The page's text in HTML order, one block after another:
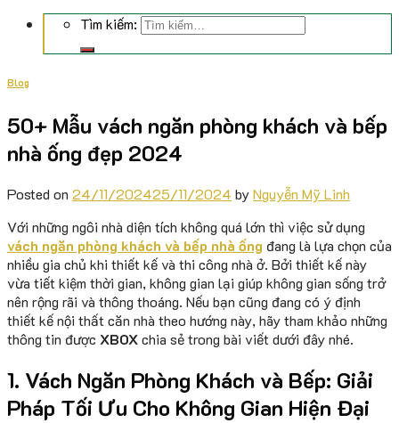
Tìm kiếm:
Blog
50+ Mẫu vách ngăn phòng khách và bếp
nhà ống đẹp 2024
Posted on 24/11/202425/11/2024 byNguyễn Mỹ Linh
Với những ngôi nhà diện tích không quá lớn thì việc sử dụng
vách ngăn phòng khách và bếp nhà ống đang là lựa chọn của
nhiều gia chủ khi thiết kế và thi công nhà ở. Bởi thiết kế này
vừa tiết kiệm thời gian, không gian lại giúp không gian sống trở
nên rộng rãi và thông thoáng. Nếu bạn cũng đang có ý định
thiết kế nội thất căn nhà theo hướng này, hãy tham khảo những
thông tin được XBOXchia sẻ trong bài viết dưới đây nhé.
1. Vách Ngăn Phòng Khách và Bếp: Giải
Pháp Tối Ưu Cho Không Gian Hiện Đại